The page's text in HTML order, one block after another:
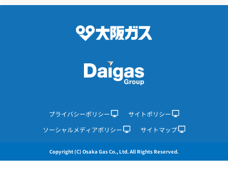
企業情報
業務用・産業用のお客さま
プレスリリース
プライバシーポリシー
サイトポリシー
ソーシャルメディアポリシー
サイトマップ
Copyright (C) Osaka Gas Co., Ltd. All Rights Reserved.